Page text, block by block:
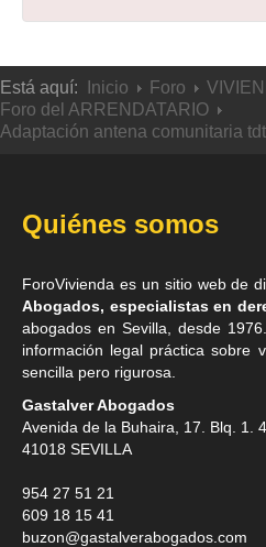
Está aquí: Inicio Foro
Foro del ARRENDATARIO
Adaptación antena comunitaria tdt
Quiénes somos
ForoVivienda es un sitio web de
Abogados, especialistas en
abogados en Sevilla , desde
información legal práctica sobre
sencilla pero rigurosa.
Gastalver Abogados
Avenida de la Buhaira, 17. Blq. 1.
41018 SEVILLA
954 27 51 21
609 18 15 41
buzon@gastalverabogados.com